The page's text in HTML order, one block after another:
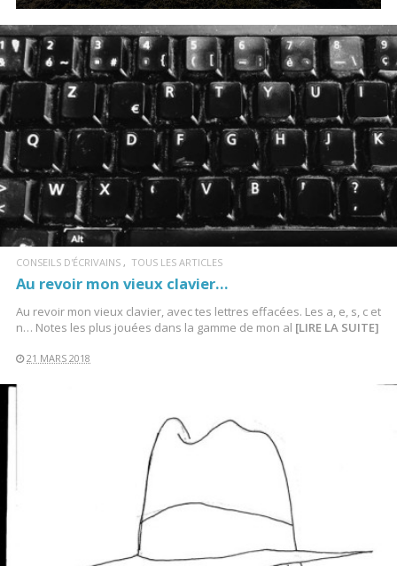
LIRE LA SUITE
CONSEILS D'ÉCRIVAINS TOUS LES ARTICLES
Au revoir mon vieux clavier…
Au revoir mon vieux clavier, avec tes lettres effacées. Les a, e, s, c et
n… Notes les plus jouées dans la gamme de mon al [LIRE LA SUITE]
21 MARS 2018